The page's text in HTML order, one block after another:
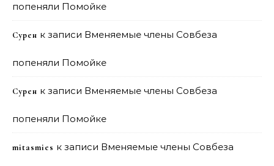
попеняли Помойке
Сурен к записи Вменяемые члены Совбеза
попеняли Помойке
Сурен к записи Вменяемые члены Совбеза
попеняли Помойке
mitasmies к записи Вменяемые члены Совбеза